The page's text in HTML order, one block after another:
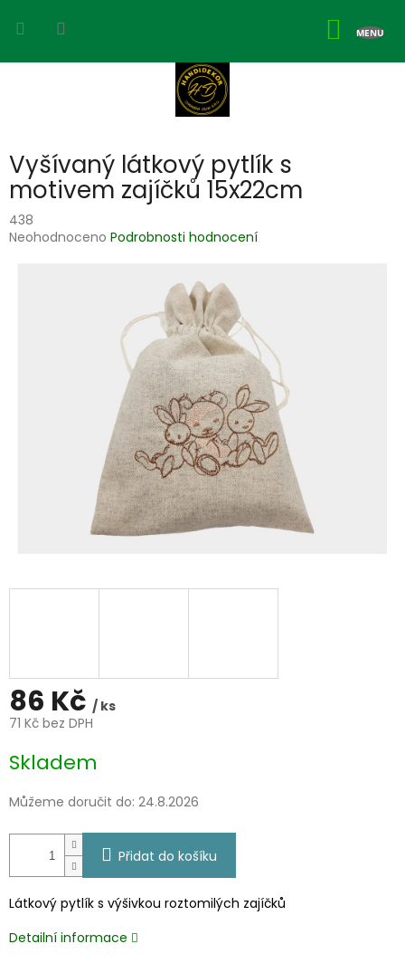
Vyšívaný látkový pytlík s
motivem zajíčků 15x22cm
438
Průměrné
Neohodnoceno Podrobnosti hodnocení
86 Kč / ks
71 Kč bez DPH
cena:
Skladem
Můžeme doručit do: 24.8.2026
Přidat do košíku
Látkový pytlík s výšivkou roztomilých zajíčků
Detailní informace